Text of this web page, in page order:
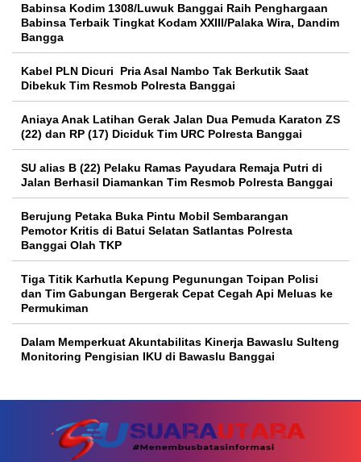
Babinsa Kodim 1308/Luwuk Banggai Raih Penghargaan
Babinsa Terbaik Tingkat Kodam XXIII/Palaka Wira, Dandim
Bangga
Kabel PLN Dicuri Pria Asal Nambo Tak Berkutik Saat
Dibekuk Tim Resmob Polresta Banggai
Aniaya Anak Latihan Gerak Jalan Dua Pemuda Karaton ZS
(22) dan RP (17) Diciduk Tim URC Polresta Banggai
SU alias B (22) Pelaku Ramas Payudara Remaja Putri di
Jalan Berhasil Diamankan Tim Resmob Polresta Banggai
Berujung Petaka Buka Pintu Mobil Sembarangan
Pemotor Kritis di Batui Selatan Satlantas Polresta
Banggai Olah TKP
Tiga Titik Karhutla Kepung Pegunungan Toipan Polisi
dan Tim Gabungan Bergerak Cepat Cegah Api Meluas ke
Permukiman
Dalam Memperkuat Akuntabilitas Kinerja Bawaslu Sulteng
Monitoring Pengisian IKU di Bawaslu Banggai